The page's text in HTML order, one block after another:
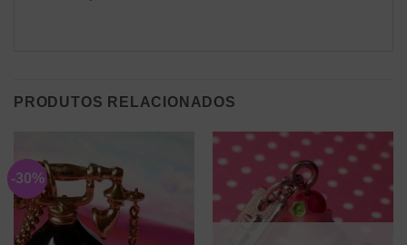
PRODUTOS RELACIONADOS
-30%